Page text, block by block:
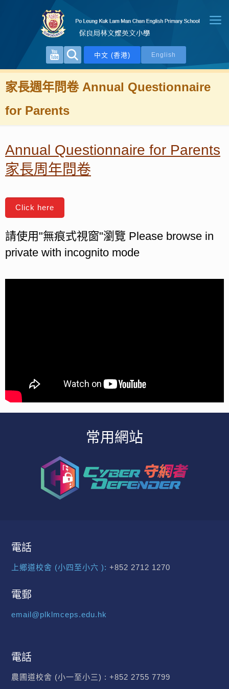
中文 (香港) English
家長週年問卷 Annual Questionnaire
for Parents
Annual Questionnaire for Parents
家長周年問卷
Click here
請使用"無痕式視窗"瀏覽 Please browse in
private with incognito mode
常用網站
電話
上鄉道校舍 (小四至小六 ): +852 2712 1270
電郵
email@plklmceps.edu.hk
電話
農圃道校舍 (小一至小三) : +852 2755 7799